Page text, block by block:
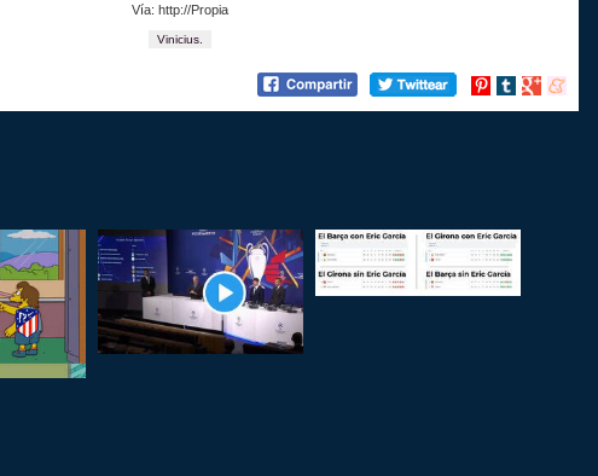
Vía: http://Propia
Vinicius.
Compartir
Compartir
Compartir